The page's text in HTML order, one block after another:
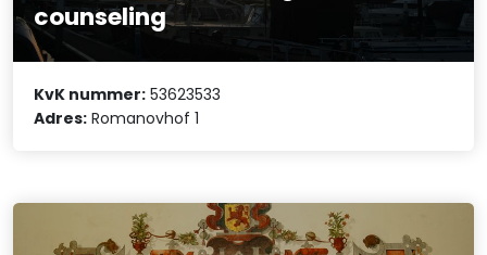
counseling
KvK nummer: 53623533
Adres: Romanovhof 1